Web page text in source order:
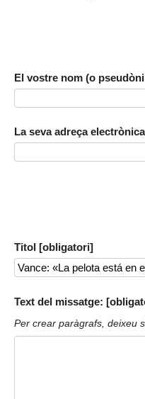
El vostre nom (o
La seva adreça
Titol [obligatori]
Text del missatge:
Per crear paràgrafs, deixeu